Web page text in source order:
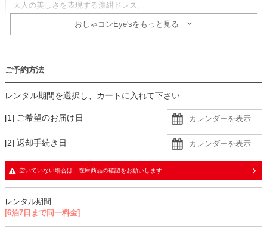
大人の美しさを表現する濃紺ドレス。
重たくなりがちな控えめカラーも、袖の透け感が軽やかさをプラスし
上品な印象に導きます。おしゃコンEye'sをもっと見る
シルバーの小物を合わせると、上品で華やかなコーデに仕上がりま
フォーマルな席にはジャケットを合わせて、きちんと感をさらにプラ
生地
・トップス部分はレース生地で、袖に透け感あり
・スカート部分はしっとりとした生地に同色裏地の二枚重ね
おすすめシーン
結婚式、二次会、同窓会、パーティー、顔合わせ、発表会、式典など
ご予約方法
レンタル期間を選択し、カートに入れて下さい
[1] ご希望のお届け日
[2] 返却手続き日
空いていない場合は、在庫商品の確認をお願いします
レンタル期間
[6泊7日まで同一料金]